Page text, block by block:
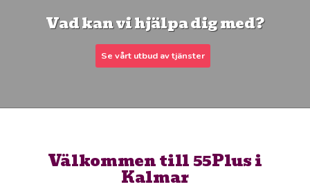
Vad kan vi hjälpa dig med?
Se vårt utbud av tjänster
Välkommen till 55Plus i
Kalmar